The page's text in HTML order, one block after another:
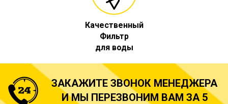
Качественный
Фильтр
для воды
ЗАКАЖИТЕ ЗВОНОК МЕНЕДЖЕРА
И МЫ ПЕРЕЗВОНИМ ВАМ ЗА 5